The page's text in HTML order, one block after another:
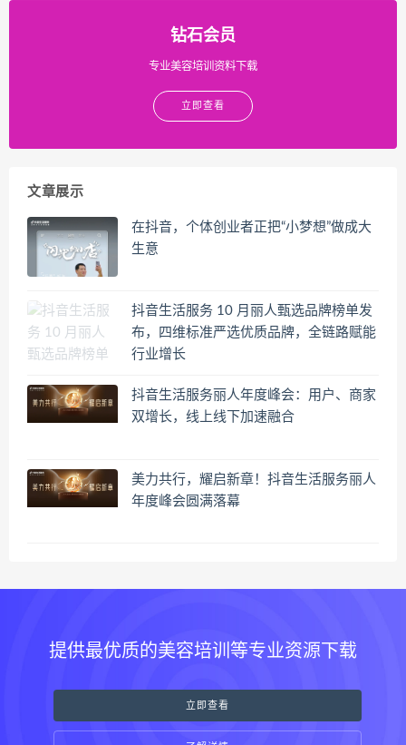
钻石会员
专业美容培训资料下载
立即查看
文章展示
在抖音，个体创业者正把“小梦想”做成大
生意
抖音生活服务 10 月丽人甄选品牌榜单发
布，四维标准严选优质品牌，全链路赋能
行业增长
抖音生活服务丽人年度峰会：用户、商家
双增长，线上线下加速融合
美力共行，耀启新章！抖音生活服务丽人
年度峰会圆满落幕
提供最优质的美容培训等专业资源下载
立即查看